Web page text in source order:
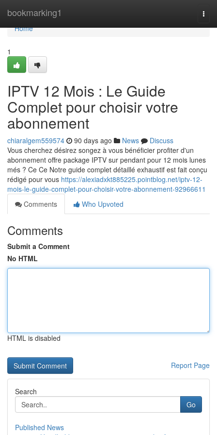
bookmarking1
Home
Home
1
IPTV 12 Mois : Le Guide
Complet pour choisir votre
abonnement
chiaralgem559574 90 days ago News
Discuss
Vous cherchez désirez songez à vous bénéficier profiter d'un
abonnement offre package IPTV sur pendant pour 12 mois lunes
més ? Ce Ce Notre guide complet détaillé exhaustif est fait conçu
rédigé pour vous https://alexiadxkt885225.pointblog.net/iptv-12-
mois-le-guide-complet-pour-choisir-votre-abonnement-92966611
Comments
Who Upvoted
Comments
Submit a Comment
No HTML
HTML is disabled
Report Page
Search
Go
Published News